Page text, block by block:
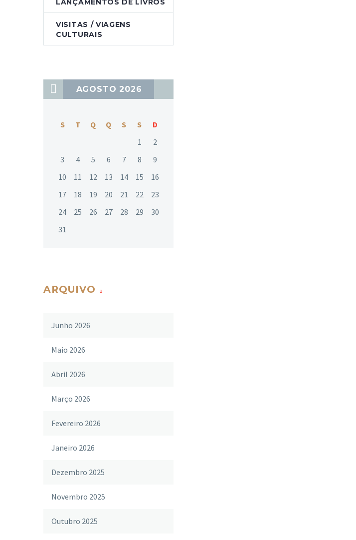
LANÇAMENTOS DE LIVROS
VISITAS / VIAGENS
CULTURAIS
AGOSTO 2026
S T Q Q S S
D
1
2
3
4 5 6 7 8
9
10
11 12 13 14 15
16
17
18 19 20 21 22
23
24
25 26 27 28 29
30
31
ARQUIVO
Junho 2026
Maio 2026
Abril 2026
Março 2026
Fevereiro 2026
Janeiro 2026
Dezembro 2025
Novembro 2025
Outubro 2025